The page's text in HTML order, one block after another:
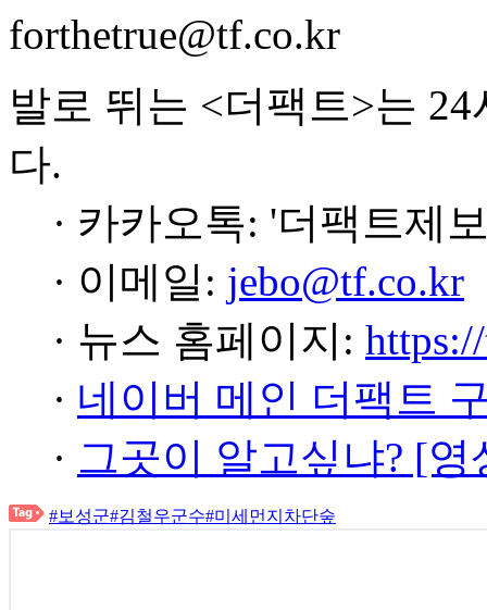
forthetrue@tf.co.kr
발로 뛰는 <더팩트>는
다.
· 카카오톡: '더팩트제
· 이메일: jebo@tf.co.kr
· 뉴스 홈페이지:
· 네이버 메인 더팩트
· 그곳이 알고싶냐? [
#보성군#김철우군수#미세먼지차단숲